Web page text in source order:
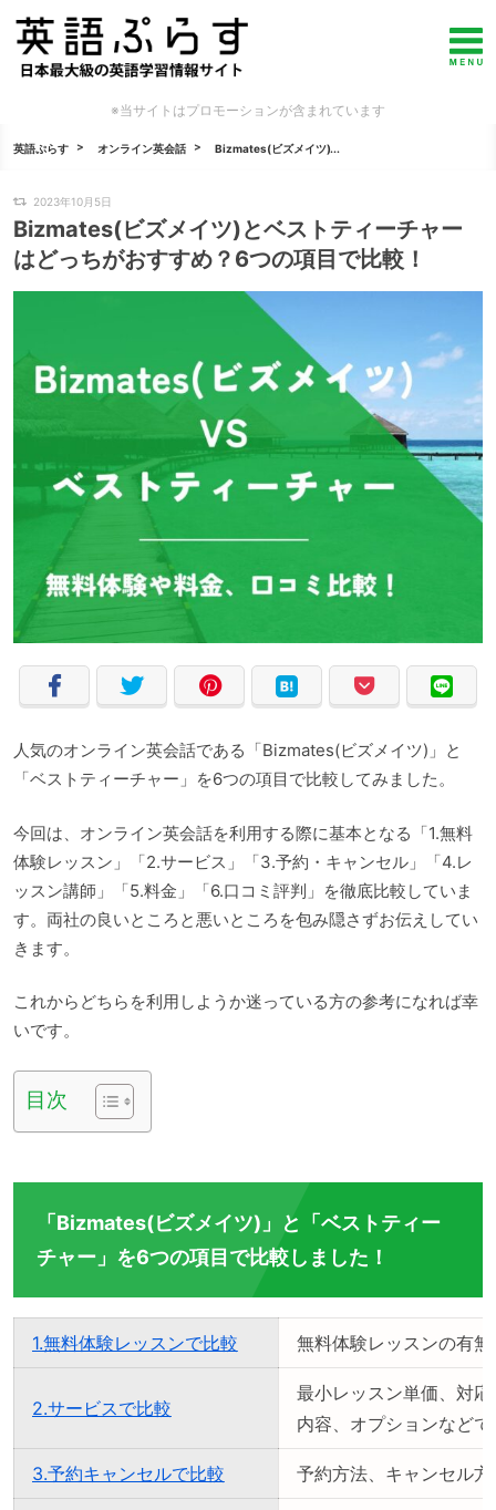
※当サイトはプロモーションが含まれています
英語ぷらす オンライン英会話 Bizmates(ビズメイツ)...
2023年10月5日
Bizmates(ビズメイツ)とベストティーチャー
はどっちがおすすめ？6つの項目で比較！
人気のオンライン英会話である「Bizmates(ビズメイツ)」と
「ベストティーチャー」を6つの項目で比較してみました。
今回は、オンライン英会話を利用する際に基本となる「1.無料
体験レッスン」「2.サービス」「3.予約・キャンセル」「4.レ
ッスン講師」「5.料金」「6.口コミ評判」を徹底比較していま
す。両社の良いところと悪いところを包み隠さずお伝えしてい
きます。
これからどちらを利用しようか迷っている方の参考になれば幸
いです。
目次
「Bizmates(ビズメイツ)」と「ベストティー
チャー」を6つの項目で比較しました！
1.無料体験レッスンで比較 無料体験レッスンの有
2.サービスで比較
最小レッスン単価、対
内容、オプションなど
3.予約キャンセルで比較 予約方法、キャンセル